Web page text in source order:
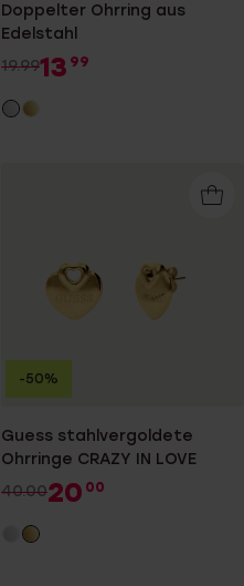
Doppelter Ohrring aus
Edelstahl
19.9913 99
Guess stahlvergoldete
Ohrringe CRAZY IN LOVE
40.0020 00
-50%